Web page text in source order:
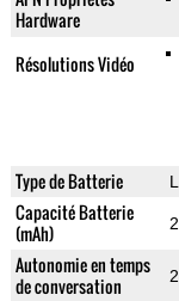
Hardware
Résolutions Vidéo
Type de Batterie
Capacité Batterie
(mAh)
Autonomie en temps
de conversation